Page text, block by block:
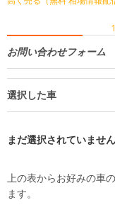
1
お問い合わせフォーム
選択した車
まだ選択されていません
上の表からお好みの車
ます。